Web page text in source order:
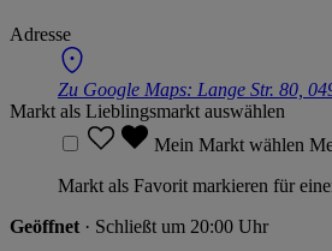
Adresse
Zu Google Maps: Lange Str. 80,
Markt als Lieblingsmarkt auswählen
Mein Markt wählen
Markt als Favorit markieren für
Geöffnet · Schließt um 20:00 Uhr